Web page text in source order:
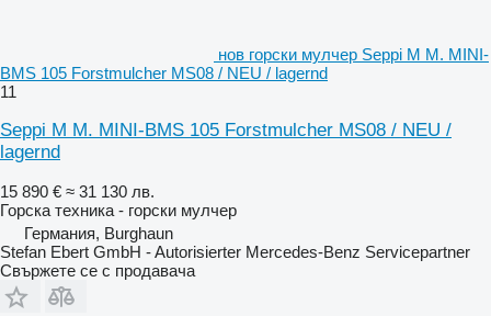
нов горски мулчер Seppi M M. MINI-
BMS 105 Forstmulcher MS08 / NEU / lagernd
11
Seppi M M. MINI-BMS 105 Forstmulcher MS08 / NEU /
lagernd
15 890 € ≈ 31 130 лв.
Горска техника - горски мулчер
Германия, Burghaun
Stefan Ebert GmbH - Autorisierter Mercedes-Benz Servicepartner
Свържете се с продавача